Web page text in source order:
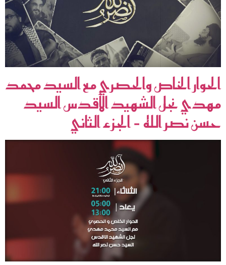
الحوار الخاص والحصري مع السيد محمد
مهدي نجل الشهيد الأقدس السيد
حسن نصر الله – الجزء الثاني